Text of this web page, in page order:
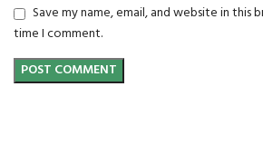
Save my name, email, and website in this
time I comment.